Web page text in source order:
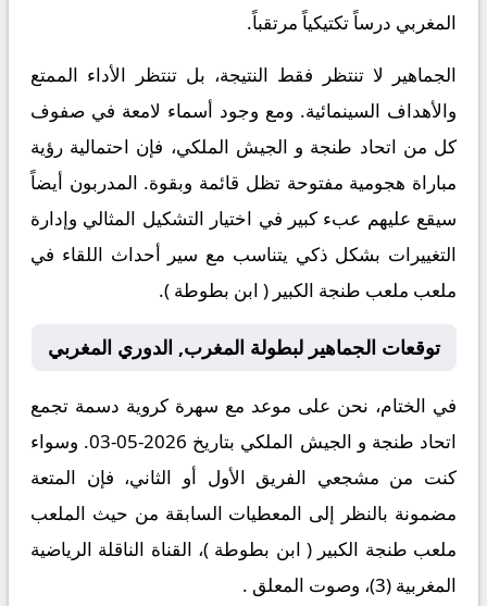
المغربي درساً تكتيكياً مرتقباً.
الجماهير لا تنتظر فقط النتيجة، بل تنتظر الأداء الممتع
والأهداف السينمائية. ومع وجود أسماء لامعة في صفوف
كل من اتحاد طنجة و الجيش الملكي، فإن احتمالية رؤية
مباراة هجومية مفتوحة تظل قائمة وبقوة. المدربون أيضاً
سيقع عليهم عبء كبير في اختيار التشكيل المثالي وإدارة
التغييرات بشكل ذكي يتناسب مع سير أحداث اللقاء في
ملعب ملعب طنجة الكبير ( ابن بطوطة ).
توقعات الجماهير لبطولة المغرب, الدوري المغربي
في الختام، نحن على موعد مع سهرة كروية دسمة تجمع
اتحاد طنجة و الجيش الملكي بتاريخ 2026-05-03. وسواء
كنت من مشجعي الفريق الأول أو الثاني، فإن المتعة
مضمونة بالنظر إلى المعطيات السابقة من حيث الملعب
ملعب طنجة الكبير ( ابن بطوطة )، القناة الناقلة الرياضية
المغربية (3)، وصوت المعلق .